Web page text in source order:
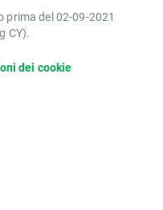
prima del 02-09-2021
CY).
dei cookie